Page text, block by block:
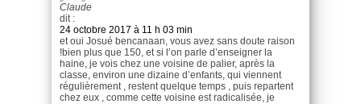
Claude
dit :
24 octobre 2017 à 11 h 03 min
et oui Josué bencanaan, vous avez sans doute raison
!bien plus que 150, et si l’on parle d’enseigner la
haine, je vois chez une voisine de palier, après la
classe, environ une dizaine d’enfants, qui viennent
régulièrement , restent quelque temps , puis repartent
chez eux , comme cette voisine est radicalisée, je